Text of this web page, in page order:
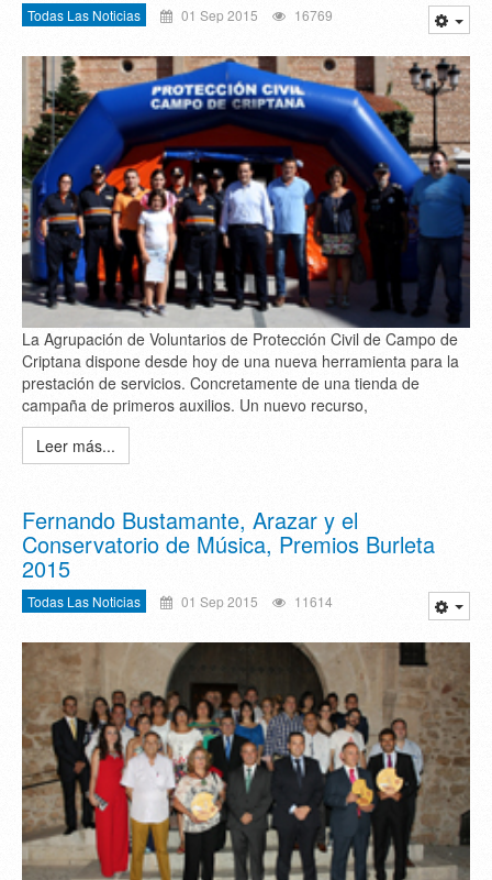
Todas Las Noticias 01 Sep 2015 16769
La Agrupación de Voluntarios de Protección Civil de Campo de
Criptana dispone desde hoy de una nueva herramienta para la
prestación de servicios. Concretamente de una tienda de
campaña de primeros auxilios. Un nuevo recurso,
Leer más...
Fernando Bustamante, Arazar y el
Conservatorio de Música, Premios Burleta
2015
Todas Las Noticias 01 Sep 2015 11614